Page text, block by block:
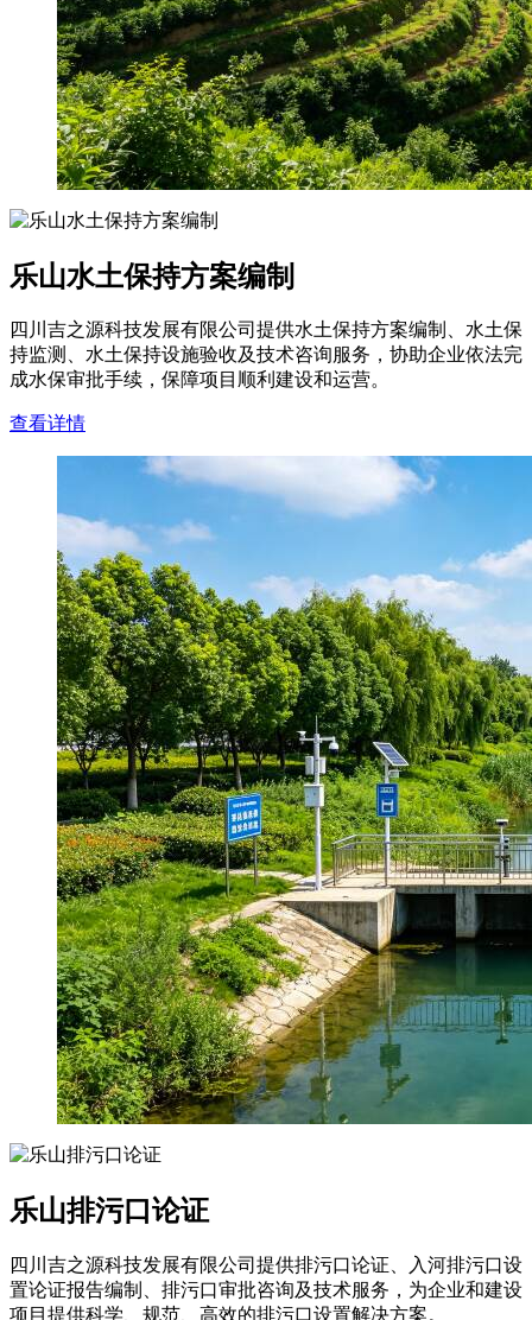
乐山水土保持方案编制
四川吉之源科技发展有限公司提供水土保持方案编制、水土保
持监测、水土保持设施验收及技术咨询服务，协助企业依法完
成水保审批手续，保障项目顺利建设和运营。
查看详情
乐山排污口论证
四川吉之源科技发展有限公司提供排污口论证、入河排污口设
置论证报告编制、排污口审批咨询及技术服务，为企业和建设
项目提供科学、规范、高效的排污口设置解决方案。